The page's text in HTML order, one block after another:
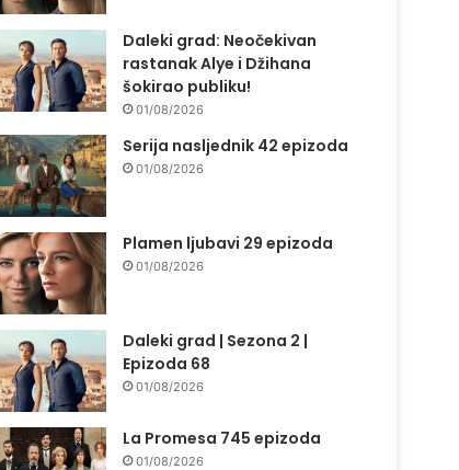
Daleki grad: Neočekivan
rastanak Alye i Džihana
šokirao publiku!
01/08/2026
Serija nasljednik 42 epizoda
01/08/2026
Plamen ljubavi 29 epizoda
01/08/2026
Daleki grad | Sezona 2 |
Epizoda 68
01/08/2026
La Promesa 745 epizoda
01/08/2026